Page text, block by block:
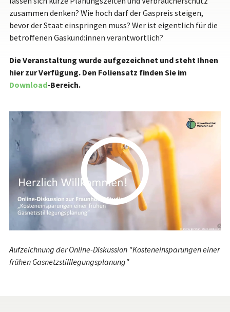
zusammen denken? Wie hoch darf der Gaspreis steigen,
bevor der Staat einspringen muss? Wer ist eigentlich für die
betroffenen Gaskund:innen verantwortlich?
Die Veranstaltung wurde aufgezeichnet und steht Ihnen
hier zur Verfügung. Den Foliensatz finden Sie im
Download-Bereich.
Aufzeichnung der Online-Diskussion "Kosteneinsparungen einer
frühen Gasnetzstilllegungsplanung"